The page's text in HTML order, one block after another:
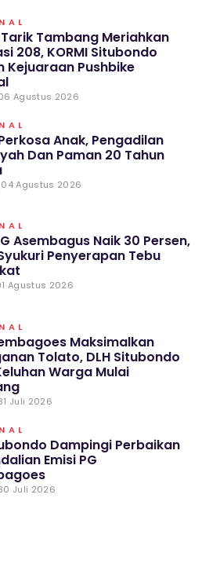
Tambang Meriahkan
208, KORMI Situbondo
Kejuaraan Pushbike
Agustus 2026
Anak, Pengadilan
Dan Paman 20 Tahun
Agustus 2026
Asembagus Naik 30 Persen,
Penyerapan Tebu
Agustus 2026
Maksimalkan
Tolato, DLH Situbondo
Warga Mulai
Juli 2026
Dampingi Perbaikan
Emisi PG
Juli 2026